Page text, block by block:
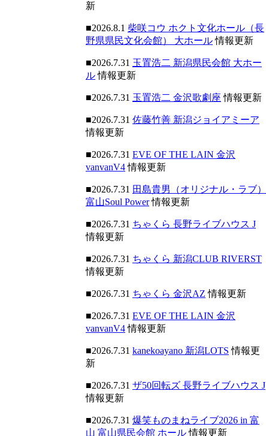
新
■2026.8.1 柴咲コウ ホクト文化ホール（長
野県県民文化会館） 大ホール情報更新
■2026.7.31 玉置浩二 新潟県民会館 大ホー
ル情報更新
■2026.7.31 玉置浩二 金沢歌劇座 情報更新
■2026.7.31 佐藤竹善 新潟ジョイアミーア
情報更新
■2026.7.31 EVE OF THE LAIN 金沢
vanvanV4情報更新
■2026.7.31 田島貴男（オリジナル・ラブ）
富山Soul Power情報更新
■2026.7.31 ちゃくら 長野ライブハウス J
情報更新
■2026.7.31 ちゃくら 新潟CLUB RIVERST
情報更新
■2026.7.31 ちゃくら 金沢AZ 情報更新
■2026.7.31 EVE OF THE LAIN 金沢
vanvanV4情報更新
■2026.7.31 kanekoayano 新潟LOTS 情報更
新
■2026.7.31 ザ50回転ズ 長野ライブハウス J
情報更新
■2026.7.31 爆笑ものまねライブ2026 in 富
山 富山県民会館 ホール情報更新